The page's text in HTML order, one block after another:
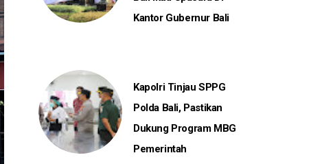
Kantor Gubernur Bali
Kapolri Tinjau SPPG
Polda Bali, Pastikan
Dukung Program MBG
Pemerintah